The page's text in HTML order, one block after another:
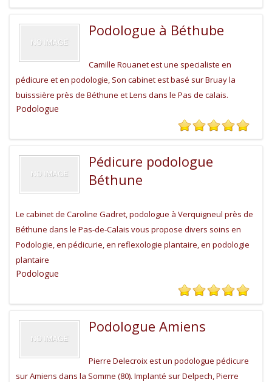
Podologue à Béthube
Camille Rouanet est une specialiste en
pédicure et en podologie, Son cabinet est basé sur Bruay la
buisssière près de Béthune et Lens dans le Pas de calais.
Podologue
Pédicure podologue
Béthune
Le cabinet de Caroline Gadret, podologue à Verquigneul près de
Béthune dans le Pas-de-Calais vous propose divers soins en
Podologie, en pédicurie, en reflexologie plantaire, en podologie
plantaire
Podologue
Podologue Amiens
Pierre Delecroix est un podologue pédicure
sur Amiens dans la Somme (80). Implanté sur Delpech, Pierre